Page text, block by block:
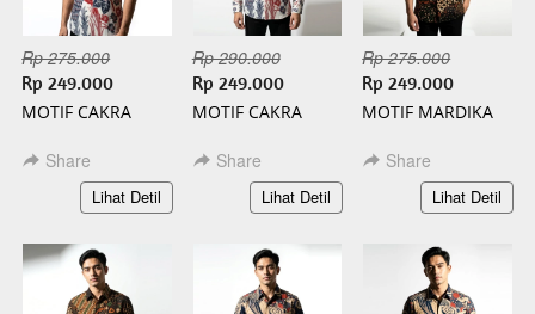
Rp 275.000
Rp 249.000
MOTIF CAKRA
SLIMFIT
Share
`Lihat Detil
Rp 290.000
Rp 249.000
MOTIF CAKRA
SLIMFIT
Share
`
Lihat Detil
Rp 275.000
Rp 249.000
MOTIF MARDIKA
SLIMFIT
Share
`Lihat Detil